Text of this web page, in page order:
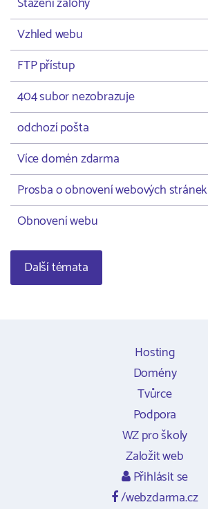
Vzhled webu
FTP přístup
404 subor nezobrazuje
odchozí pošta
Více domén zdarma
Prosba o obnovení webových stránek
Obnovení webu
Další témata
Hosting
Domény
Tvůrce
Podpora
WZ pro školy
Založit web
Přihlásit se
/webzdarma.cz